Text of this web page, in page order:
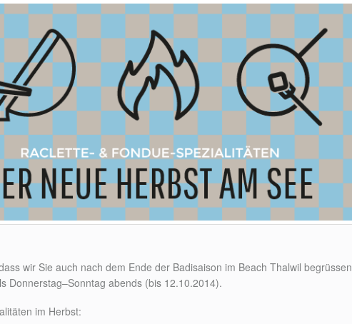
wir Sie auch nach dem Ende der Badisaison im Beach Thalwil begrüssen
Donnerstag–Sonntag abends (bis 12.10.2014).
im Herbst: